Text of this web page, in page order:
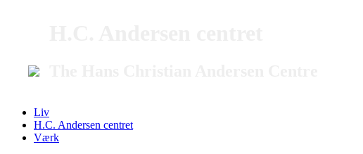
Liv
H.C. Andersen centret
Værk